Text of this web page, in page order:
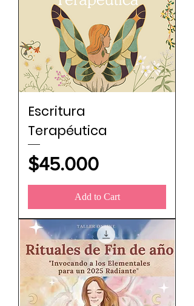
Escritura
Terapéutica
Price
$45.000
Add to Cart